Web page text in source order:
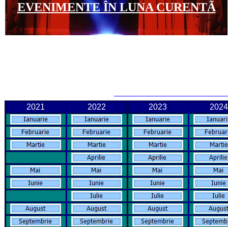
EVENIMENTE ÎN LUNA CURENTÃ
2021 2022 2023 2024